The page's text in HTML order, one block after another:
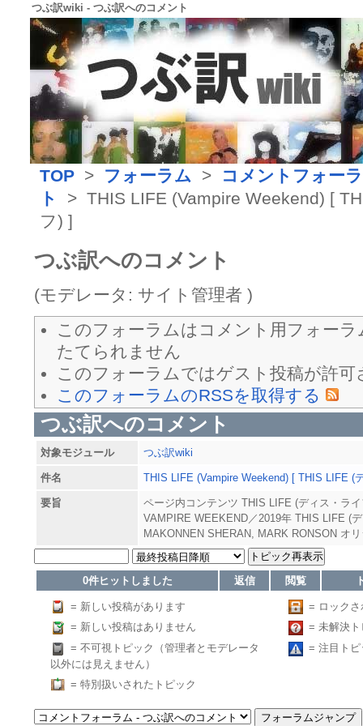
つぶ訳wiki - つぶ訳へのコメント
TOP > フォーラム >
コメントフォー
ト
> THIS LIFE (Vampire Weekend) [
フ) ]
つぶ訳へのコメント
(モデレータ: サイト管理者 )
このフォーラムはコメント用フォー
たてられません
このフォーラムではゲスト投稿が許可
このフォーラムのRSSを取得する
つぶ訳へのコメント
対象モジュール つぶ訳wiki
件名 THIS LIFE (Vampire Weekend) [ THIS LIFE (
要旨
ページ内コンテンツ THIS LIFE (ディス・ラ
VAMPIRE WEEKEND／2019年 THIS LIFE (
MAKONNEN SHERAN, MARK RONSON オ
0件ヒットしました 返信 閲覧
= 新しい投稿があります
= 新しい投稿はありません
= 不可視トピック（管理者とモデレータ
以外には見えません）
= 特別扱いされたトピック
= ロック
= 未解決ト
= 注目トピ